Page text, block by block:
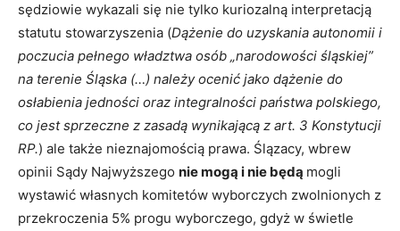
sędziowie wykazali się nie tylko kuriozalną interpretacją
statutu stowarzyszenia (Dążenie do uzyskania autonomii i
poczucia pełnego władztwa osób „narodowości śląskiej”
na terenie Śląska (…) należy ocenić jako dążenie do
osłabienia jedności oraz integralności państwa polskiego,
co jest sprzeczne z zasadą wynikającą z art. 3 Konstytucji
RP.) ale także nieznajomością prawa. Ślązacy, wbrew
opinii Sądy Najwyższego nie mogą i nie będą mogli
wystawić własnych komitetów wyborczych zwolnionych z
przekroczenia 5% progu wyborczego, gdyż w świetle